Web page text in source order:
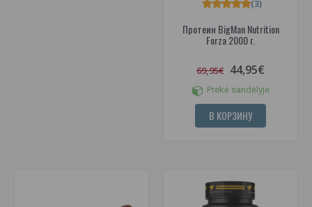
Протеин BigMan Nutrition
Forza 2000 г.
(3)
69,95€ 44,95€
Prekė sandėlyje
В КОРЗИНУ